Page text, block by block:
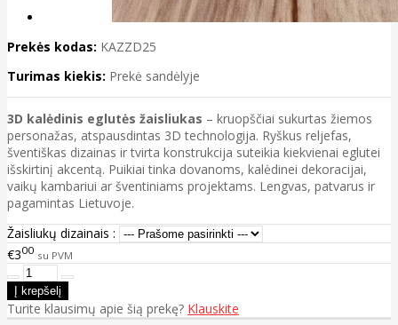
Prekės kodas: KAZZD25
Turimas kiekis: Prekė sandėlyje
3D kalėdinis eglutės žaisliukas – kruopščiai sukurtas žiemos
personažas, atspausdintas 3D technologija. Ryškus reljefas,
šventiškas dizainas ir tvirta konstrukcija suteikia kiekvienai eglutei
išskirtinį akcentą. Puikiai tinka dovanoms, kalėdinei dekoracijai,
vaikų kambariui ar šventiniams projektams. Lengvas, patvarus ir
pagamintas Lietuvoje.
Žaisliukų dizainais :
€300 su PVM
Turite klausimų apie šią prekę? Klauskite